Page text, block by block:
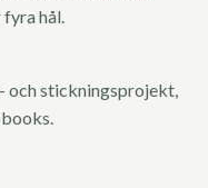
hål.
och stickningsprojekt,